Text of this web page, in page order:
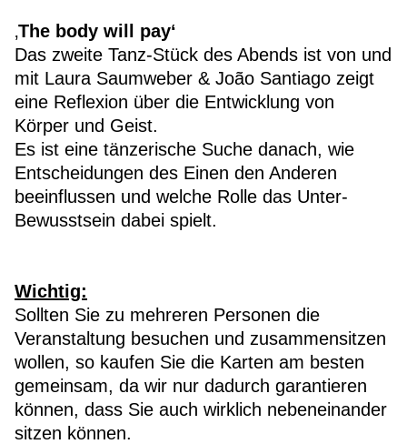
‚The body will pay‘
Das zweite Tanz-Stück des Abends ist von und
mit Laura Saumweber & João Santiago zeigt
eine Reflexion über die Entwicklung von
Körper und Geist.
Es ist eine tänzerische Suche danach, wie
Entscheidungen des Einen den Anderen
beeinflussen und welche Rolle das Unter-
Bewusstsein dabei spielt.
Wichtig:
Sollten Sie zu mehreren Personen die
Veranstaltung besuchen und zusammensitzen
wollen, so kaufen Sie die Karten am besten
gemeinsam, da wir nur dadurch garantieren
können, dass Sie auch wirklich nebeneinander
sitzen können.